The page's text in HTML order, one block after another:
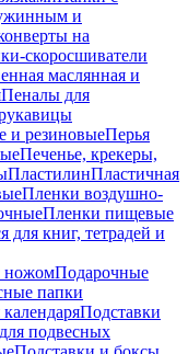
и
на
скоросшиватели
маслянная и
Пеналы для
и резиновыеПерья
Печенье, крекеры,
ПластилинПластичная
Пленки воздушно-
Пленки пищевые
для книг, тетрадей и
ножомПодарочные
папки
Подставки
подвесных